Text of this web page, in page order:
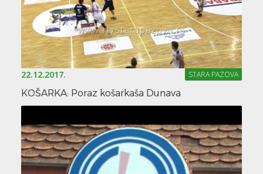
22.12.2017. STARA PAZOVA
KOŠARKA: Poraz košarkaša Dunava